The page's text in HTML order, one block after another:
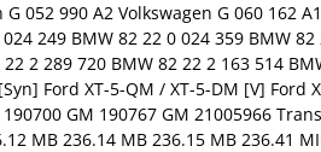
052 990 A2 Volkswagen G 060 162
249 BMW 82 22 0 024 359 BMW
2 289 720 BMW 82 22 2 163 514
Ford XT-5-QM / XT-5-DM [V] Ford
GM 190767 GM 21005966
MB 236.14 MB 236.15 MB 236.41